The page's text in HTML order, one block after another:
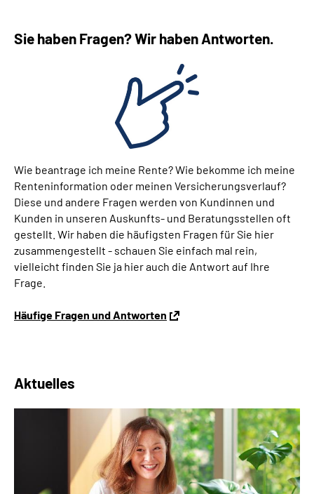
Sie haben Fragen? Wir haben Antworten.
Wie beantrage ich meine Rente? Wie bekomme ich meine
Renteninformation oder meinen Versicherungsverlauf?
Diese und andere Fragen werden von Kundinnen und
Kunden in unseren Auskunfts- und Beratungsstellen oft
gestellt. Wir haben die häufigsten Fragen für Sie hier
zusammengestellt - schauen Sie einfach mal rein,
vielleicht finden Sie ja hier auch die Antwort auf Ihre
Frage.
Häufige Fragen und Antworten
Aktuelles